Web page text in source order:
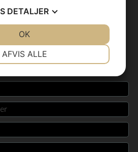
DETALJER
AFVIS ALLE
OK